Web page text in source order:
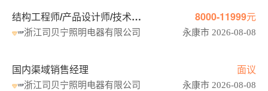
结构工程师/产品设计师/技术开发/造型工程师 8000-11999元
浙江司贝宁照明电器有限公司 永康市 2026-08-08
国内渠域销售经理 面议
浙江司贝宁照明电器有限公司 永康市 2026-08-08